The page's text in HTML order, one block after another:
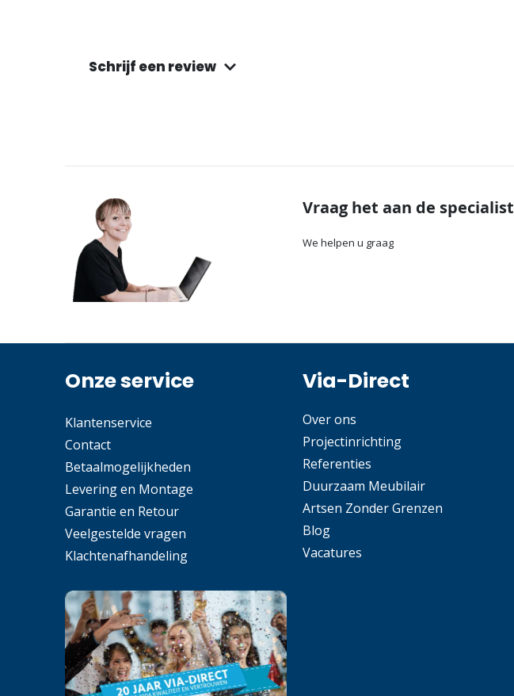
Schrijf een review
Vraag het aan de specialist
We helpen u graag
Onze service
Klantenservice
Contact
Betaalmogelijkheden
Levering en Montage
Garantie en Retour
Veelgestelde vragen
Klachtenafhandeling
Via-Direct
Over ons
Projectinrichting
Referenties
Duurzaam Meubilair
Artsen Zonder Grenzen
Blog
Vacatures